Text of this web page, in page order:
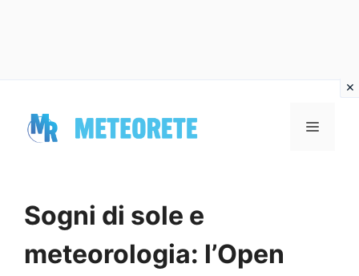
contenuto
MENU
Sogni di sole e
meteorologia: l’Open